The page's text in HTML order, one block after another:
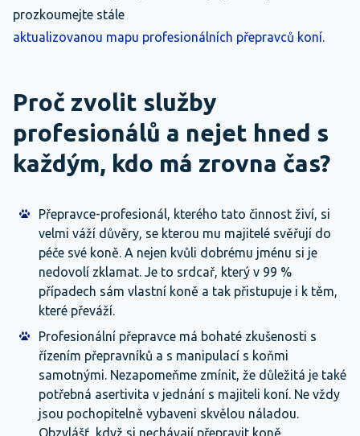
prozkoumejte stále
aktualizovanou mapu profesionálních přepravců koní.
Proč zvolit služby
profesionálů a nejet hned s
každým, kdo má zrovna čas?
Přepravce-profesionál, kterého tato činnost živí, si
velmi váží důvěry, se kterou mu majitelé svěřují do
péče své koně. A nejen kvůli dobrému jménu si je
nedovolí zklamat. Je to srdcař, který v 99 %
případech sám vlastní koně a tak přistupuje i k těm,
které převáží.
Profesionální přepravce má bohaté zkušenosti s
řízením přepravníků a s manipulací s koňmi
samotnými. Nezapomeňme zmínit, že důležitá je také
potřebná asertivita v jednání s majiteli koní. Ne vždy
jsou pochopitelně vybaveni skvělou náladou.
Obzvlášť, když si nechávají přepravit koně